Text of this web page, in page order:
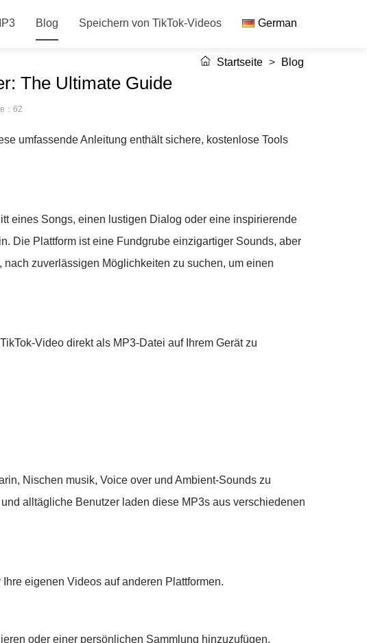
Blog Speichern von TikTok-Videos German
Startseite > Blog
The Ultimate Guide
：62
umfassende Anleitung enthält sichere, kostenlose Tools
eines Songs, einen lustigen Dialog oder eine inspirierende
Die Plattform ist eine Fundgrube einzigartiger Sounds, aber
zuverlässigen Möglichkeiten zu suchen, um einen
Video direkt als MP3-Datei auf Ihrem Gerät zu
Nischen musik, Voice over und Ambient-Sounds zu
alltägliche Benutzer laden diese MP3s aus verschiedenen
eigenen Videos auf anderen Plattformen.
oder einer persönlichen Sammlung hinzuzufügen.